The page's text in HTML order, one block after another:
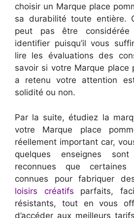
choisir un Marque place
sa durabilité toute entière.
peut pas être
identifier puisqu’il vous
lire les évaluations des
savoir si votre Marque place
a retenu votre attention
solidité ou non.
Par la suite, étudiez la
votre Marque place
réellement important car,
quelques enseignes
reconnues que
connues pour fabriquer
loisirs créatifs parfaits,
résistants, tout en vous
d’accéder aux meilleurs